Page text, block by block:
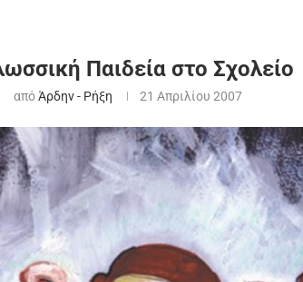
Παιδεία στο Σχολείο
απόΆρδην - Ρήξη 21 Απριλίου 2007